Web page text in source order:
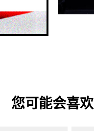
您可能会喜欢